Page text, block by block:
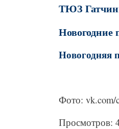
ТЮЗ
Новогодние
Новогодняя
Фото: vk.com/
Просмотров: